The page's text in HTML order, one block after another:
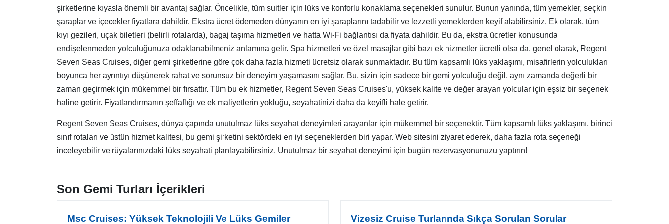
şirketlerine kıyasla önemli bir avantaj sağlar. Öncelikle, tüm suitler için lüks ve konforlu konaklama seçenekleri sunulur. Bunun yanında, tüm yemekler, seçkin
şaraplar ve içecekler fiyatlara dahildir. Ekstra ücret ödemeden dünyanın en iyi şaraplarını tadabilir ve lezzetli yemeklerden keyif alabilirsiniz. Ek olarak, tüm
kıyı gezileri, uçak biletleri (belirli rotalarda), bagaj taşıma hizmetleri ve hatta Wi-Fi bağlantısı da fiyata dahildir. Bu da, ekstra ücretler konusunda
endişelenmeden yolculuğunuza odaklanabilmeniz anlamına gelir. Spa hizmetleri ve özel masajlar gibi bazı ek hizmetler ücretli olsa da, genel olarak, Regent
Seven Seas Cruises, diğer gemi şirketlerine göre çok daha fazla hizmeti ücretsiz olarak sunmaktadır. Bu tüm kapsamlı lüks yaklaşımı, misafirlerin yolculukları
boyunca her ayrıntıyı düşünerek rahat ve sorunsuz bir deneyim yaşamasını sağlar. Bu, sizin için sadece bir gemi yolculuğu değil, aynı zamanda değerli bir
zaman geçirmek için mükemmel bir fırsattır. Tüm bu ek hizmetler, Regent Seven Seas Cruises'u, yüksek kalite ve değer arayan yolcular için eşsiz bir seçenek
haline getirir. Fiyatlandırmanın şeffaflığı ve ek maliyetlerin yokluğu, seyahatinizi daha da keyifli hale getirir.
Regent Seven Seas Cruises, dünya çapında unutulmaz lüks seyahat deneyimleri arayanlar için mükemmel bir seçenektir. Tüm kapsamlı lüks yaklaşımı, birinci
sınıf rotaları ve üstün hizmet kalitesi, bu gemi şirketini sektördeki en iyi seçeneklerden biri yapar. Web sitesini ziyaret ederek, daha fazla rota seçeneği
inceleyebilir ve rüyalarınızdaki lüks seyahati planlayabilirsiniz. Unutulmaz bir seyahat deneyimi için bugün rezervasyonunuzu yaptırın!
Son Gemi Turları İçerikleri
Msc Cruises: Yüksek Teknolojili Ve Lüks Gemiler Vizesiz Cruise Turlarında Sıkça Sorulan Sorular